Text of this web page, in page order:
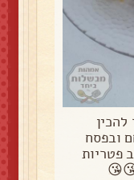
ובפסח
פטריות